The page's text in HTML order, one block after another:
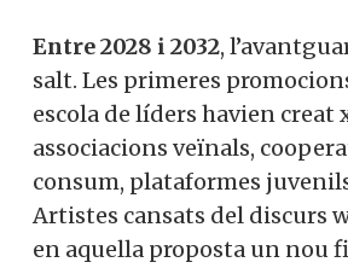
Entre 2028 i 2032,
salt. Les primeres
escola de líders havien creat
associacions veïnals,
consum, plataformes
Artistes cansats del discurs
en aquella proposta un nou